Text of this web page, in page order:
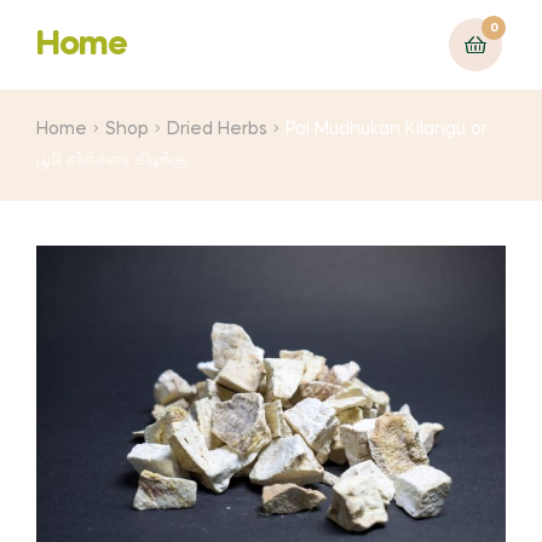
Home
0
Home Shop Dried Herbs
Pal Mudhukan Kilangu or
பூமி சர்க்கரை கிழங்கு